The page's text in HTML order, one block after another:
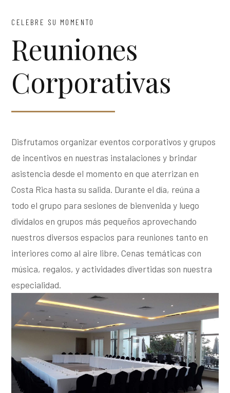
CELEBRE SU MOMENTO
Reuniones
Corporativas
Disfrutamos organizar eventos corporativos y grupos
de incentivos en nuestras instalaciones y brindar
asistencia desde el momento en que aterrizan en
Costa Rica hasta su salida. Durante el día, reúna a
todo el grupo para sesiones de bienvenida y luego
divídalos en grupos más pequeños aprovechando
nuestros diversos espacios para reuniones tanto en
interiores como al aire libre. Cenas temáticas con
música, regalos, y actividades divertidas son nuestra
especialidad.